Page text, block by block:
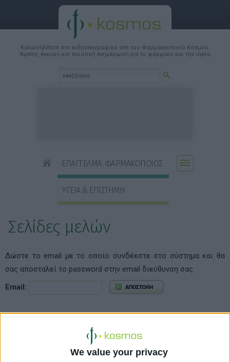
We value your privacy
Καλωσήλθατε στο ειδησεογραφικό site του Φαρμακευτικού Κόσμου.
'Αμεση, έγκυρη και ποιοτική ενημέρωση για το φάρμακο και την υγεία.
ΕΠΑΓΓΕΛΜΑ: ΦΑΡΜΑΚΟΠΟΙΟΣ
ΥΓΕΙΑ & ΕΠΙΣΤΗΜΗ
Σελίδες μελών
Δώστε το email με το οποίο συνδέεστε στο σύστημα και θα
σας αποσταλεί το password στην email διεύθυνση σας.
Email: